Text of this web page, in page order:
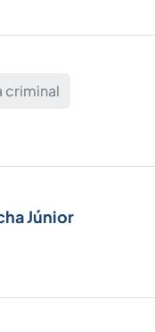
criminal
Júnior